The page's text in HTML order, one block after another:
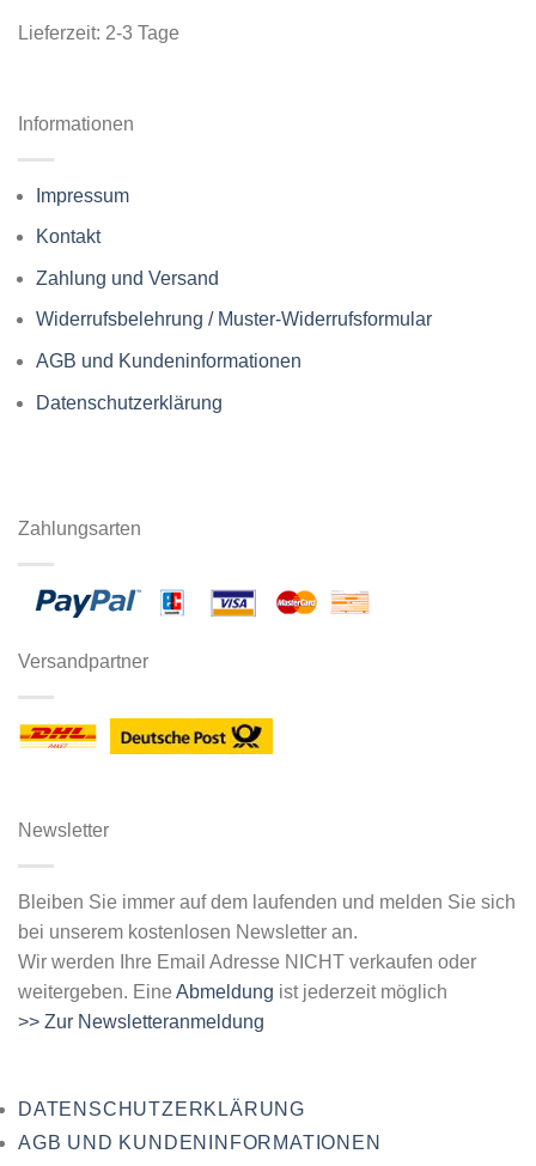
Lieferzeit: 2-3 Tage
Informationen
Impressum
Kontakt
Zahlung und Versand
Widerrufsbelehrung / Muster-Widerrufsformular
AGB und Kundeninformationen
Datenschutzerklärung
Zahlungsarten
Versandpartner
Newsletter
Bleiben Sie immer auf dem laufenden und melden Sie sich
bei unserem kostenlosen Newsletter an.
Wir werden Ihre Email Adresse NICHT verkaufen oder
weitergeben. Eine Abmeldung ist jederzeit möglich
>> Zur Newsletteranmeldung
DATENSCHUTZERKLÄRUNG
AGB UND KUNDENINFORMATIONEN